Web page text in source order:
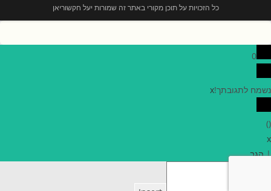
כל הזכויות על תוכן מקורי באתר זה שמורות יעל חקשוריאן
0
נשמח לתגובתך!x
(
)
x
|הגב